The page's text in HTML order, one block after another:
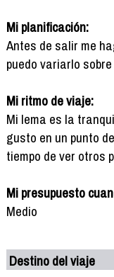
Mi planificación:
Antes de salir me
puedo variarlo
Mi ritmo de viaje:
Mi lema es la
gusto en un punto
tiempo de ver otros
Mi presupuesto
Medio
Destino del viaje